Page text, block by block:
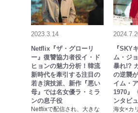
2023.3.14
Netflix『ザ・グローリ
ー』復讐協力者役イ・ド
ヒョンの魅力分析！韓流
新時代を牽引する注目の
若き演技派、新作『悪い
母』では名女優ラ・ミラ
ンの息子役
Netflixで配信され、大きな
『SKY
ム・ジ
暴れ!?
の逆襲
イム・
1970』
ンタビュ
海女×カ